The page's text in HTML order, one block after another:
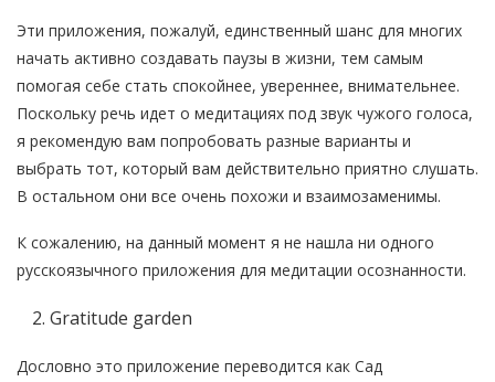
Эти приложения, пожалуй, единственный шанс для многих
начать активно создавать паузы в жизни, тем самым
помогая себе стать спокойнее, увереннее, внимательнее.
Поскольку речь идет о медитациях под звук чужого голоса,
я рекомендую вам попробовать разные варианты и
выбрать тот, который вам действительно приятно слушать.
В остальном они все очень похожи и взаимозаменимы.
К сожалению, на данный момент я не нашла ни одного
русскоязычного приложения для медитации осознанности.
Gratitude garden
Дословно это приложение переводится как Сад